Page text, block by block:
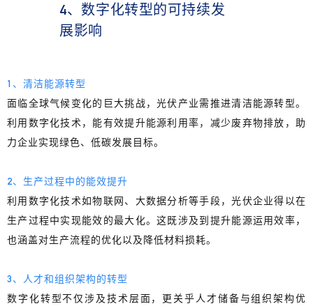
4、数字化转型的可持续发
展影响
1、清洁能源转型
面临全球气候变化的巨大挑战，光伏产业需推进清洁能源转型。
利用数字化技术， 能有效提升能源利用率，减少废弃物排放，助
力企业实现绿色、低碳发展目标。
2、生产过程中的能效提升
利用数字化技术如物联网、大数据分析等手段，光伏企业得以在
生产过程中实现能效的最大化。这既涉及到提升能源运用效率，
也涵盖对生产流程的优化以及降低材料损耗。
3、人才和组织架构的转型
数字化转型不仅涉及技术层面，更关乎人才储备与组织架构优